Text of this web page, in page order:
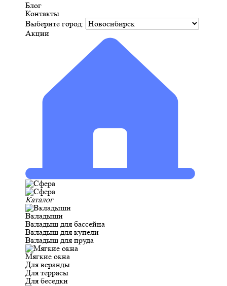
Блог
Контакты
Выберите город:
Акции
Каталог
Вкладыши
Вкладыш для бассейна
Вкладыш для купели
Вкладыш для пруда
Мягкие окна
Для веранды
Для террасы
Для беседки